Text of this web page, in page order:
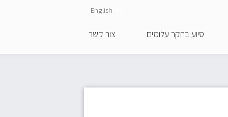
סיוע בחקר עלומים צור קשר
English